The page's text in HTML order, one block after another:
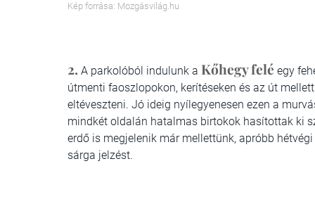
Kép forrása: Mozgásvilág.hu
2. A parkolóból indulunk a Kőhegy felé egy
útmenti faoszlopokon, kerítéseken és az út
eltéveszteni. Jó ideig nyílegyenesen ezen a
mindkét oldalán hatalmas birtokok hasítottak ki
erdő is megjelenik már mellettünk, apróbb
sárga jelzést.